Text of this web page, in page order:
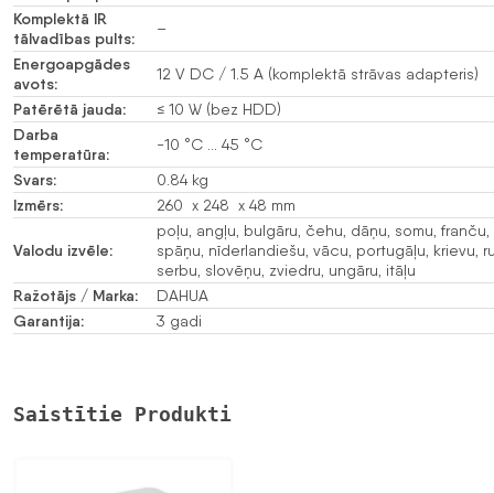
Komplektā IR
tālvadības pults:
–
Energoapgādes
avots:
12 V DC / 1.5 A (komplektā strāvas adapteris)
Patērētā jauda: ≤ 10 W (bez HDD)
Darba
temperatūra:
-10 °C … 45 °C
Svars: 0.84 kg
Izmērs: 260 x 248 x 48 mm
Valodu izvēle:
poļu, angļu, bulgāru, čehu, dāņu, somu, franču,
spāņu, nīderlandiešu, vācu, portugāļu, krievu,
serbu, slovēņu, zviedru, ungāru, itāļu
Ražotājs / Marka: DAHUA
Garantija: 3 gadi
Saistītie Produkti